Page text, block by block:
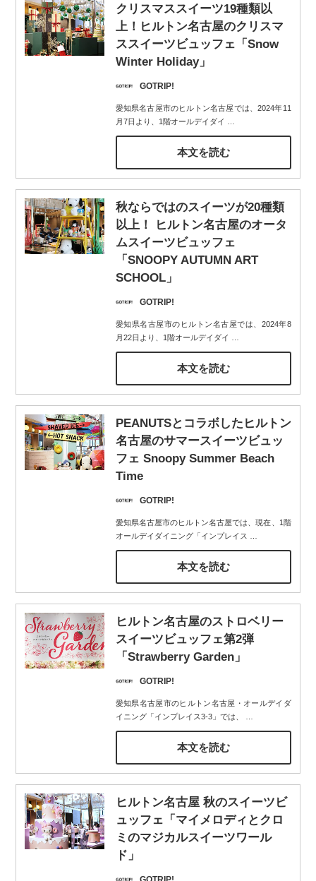
クリスマススイーツ19種類以
上！ヒルトン名古屋のクリスマ
ススイーツビュッフェ「Snow
Winter Holiday」
GOTRIP!
愛知県名古屋市のヒルトン名古屋では、2024年11
月7日より、1階オールデイダイ
本文を読む
秋ならではのスイーツが20種類
以上！ ヒルトン名古屋のオータ
ムスイーツビュッフェ
「SNOOPY AUTUMN ART
SCHOOL」
GOTRIP!
愛知県名古屋市のヒルトン名古屋では、2024年8
月22日より、1階オールデイダイ
本文を読む
PEANUTSとコラボしたヒルトン
名古屋のサマースイーツビュッ
フェ Snoopy Summer Beach
Time
GOTRIP!
愛知県名古屋市のヒルトン名古屋では、現在、1階
オールデイダイニング「インプレイス
本文を読む
ヒルトン名古屋のストロベリー
スイーツビュッフェ第2弾
「Strawberry Garden」
GOTRIP!
愛知県名古屋市のヒルトン名古屋・オールデイダ
イニング「インプレイス3-3」では、
本文を読む
ヒルトン名古屋 秋のスイーツビ
ュッフェ「マイメロディとクロ
ミのマジカルスイーツワール
ド」